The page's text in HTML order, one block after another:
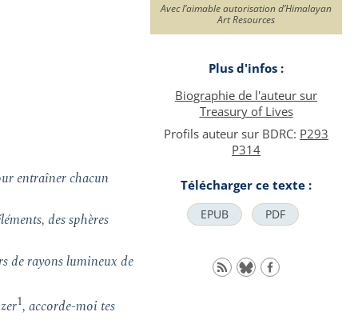
entraîner chacun
des sphères
de rayons lumineux de
1, accorde-moi tes
Avec l’aimable autorisation d’Himalayan
Art Resources
Plus d'infos :
Biographie de l'auteur sur
Treasury of Lives
Profils auteur sur BDRC: P293
P314
Télécharger ce texte :
EPUB PDF